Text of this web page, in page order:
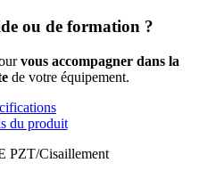
ou de formation ?
vous accompagner dans la
de votre équipement.
du produit
PZT/Cisaillement